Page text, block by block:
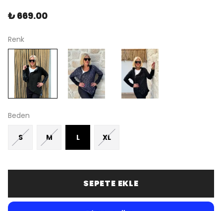
₺ 669.00
Renk
Beden
S M L XL
SEPETE EKLE